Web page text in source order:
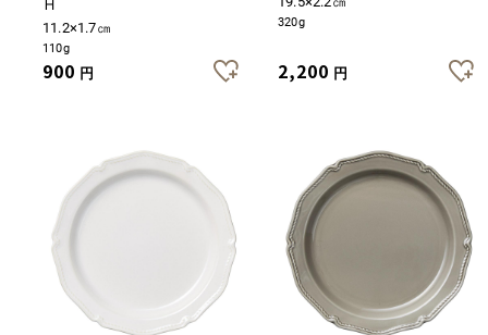
11.2×1.7㎝
110g
900 円
320g
2,200 円